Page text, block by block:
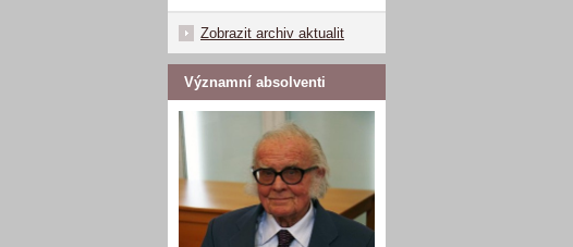
Zobrazit archiv aktualit
Významní absolventi